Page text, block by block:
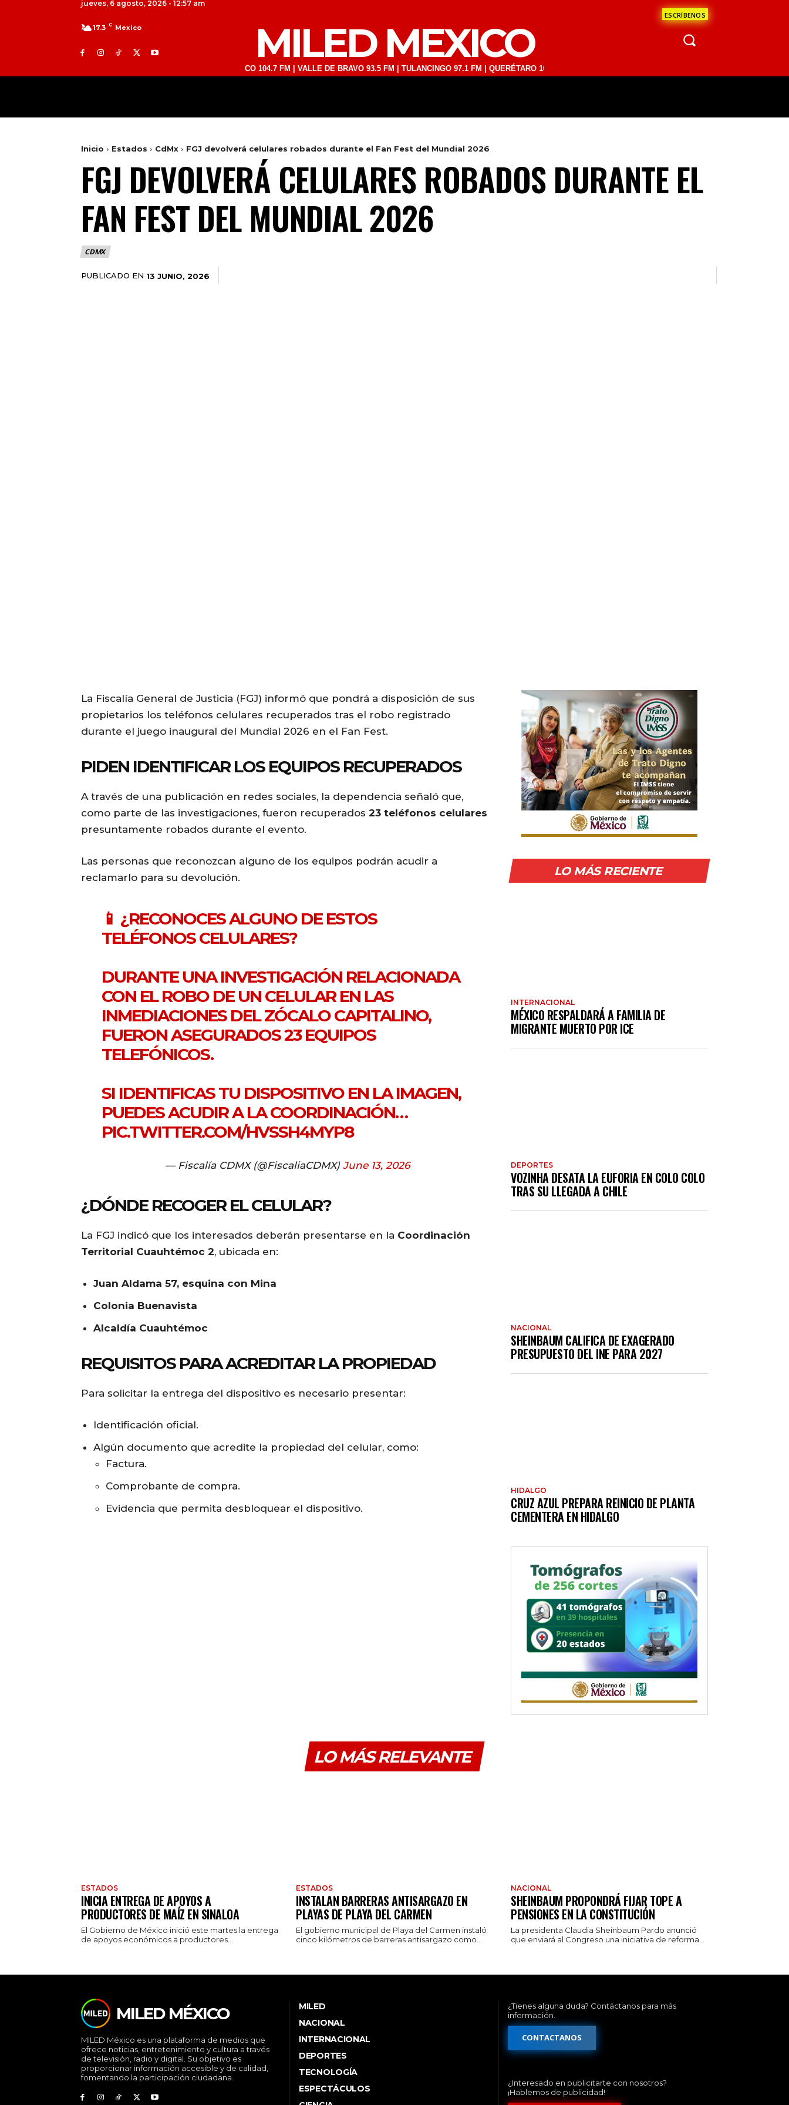
jueves, 6 agosto, 2026 - 12:57 am
ESCRÍBENOS
17.3 C Mexico MILED MEXICO
TOLUCA 98.9 FM | ATLACOMULCO 104.7 FM | VALLE DE BRAVO 93.5 FM | TULANCINGO 97.1 FM | QUERÉTARO 103.1 FM | SAN JUAN DEL RÍO 93.1 FM | GUADALAJARA 1510 AM | LA
Inicio Estados CdMx FGJ devolverá celulares robados durante el Fan Fest del Mundial 2026
FGJ DEVOLVERÁ CELULARES ROBADOS DURANTE EL
FAN FEST DEL MUNDIAL 2026
CDMX
PUBLICADO EN 13 JUNIO, 2026
La Fiscalía General de Justicia (FGJ) informó que pondrá a disposición de sus
propietarios los teléfonos celulares recuperados tras el robo registrado
durante el juego inaugural del Mundial 2026 en el Fan Fest.
PIDEN IDENTIFICAR LOS EQUIPOS RECUPERADOS
A través de una publicación en redes sociales, la dependencia señaló que,
como parte de las investigaciones, fueron recuperados 23 teléfonos celulares
presuntamente robados durante el evento.
Las personas que reconozcan alguno de los equipos podrán acudir a
reclamarlo para su devolución.
📱 ¿RECONOCES ALGUNO DE ESTOS
TELÉFONOS CELULARES?
DURANTE UNA INVESTIGACIÓN RELACIONADA
CON EL ROBO DE UN CELULAR EN LAS
INMEDIACIONES DEL ZÓCALO CAPITALINO,
FUERON ASEGURADOS 23 EQUIPOS
TELEFÓNICOS.
SI IDENTIFICAS TU DISPOSITIVO EN LA IMAGEN,
PUEDES ACUDIR A LA COORDINACIÓN…
PIC.TWITTER.COM/HVSSH4MYP8
— Fiscalía CDMX (@FiscaliaCDMX) June 13, 2026
¿DÓNDE RECOGER EL CELULAR?
La FGJ indicó que los interesados deberán presentarse en la Coordinación
Territorial Cuauhtémoc 2, ubicada en:
Juan Aldama 57, esquina con Mina
Colonia Buenavista
Alcaldía Cuauhtémoc
REQUISITOS PARA ACREDITAR LA PROPIEDAD
Para solicitar la entrega del dispositivo es necesario presentar:
Identificación oficial.
Algún documento que acredite la propiedad del celular, como:
Factura.
Comprobante de compra.
Evidencia que permita desbloquear el dispositivo.
LO MÁS RECIENTE
INTERNACIONAL
MÉXICO RESPALDARÁ A FAMILIA DE
MIGRANTE MUERTO POR ICE
DEPORTES
VOZINHA DESATA LA EUFORIA EN COLO COLO
TRAS SU LLEGADA A CHILE
NACIONAL
SHEINBAUM CALIFICA DE EXAGERADO
PRESUPUESTO DEL INE PARA 2027
HIDALGO
CRUZ AZUL PREPARA REINICIO DE PLANTA
CEMENTERA EN HIDALGO
LO MÁS RELEVANTE
ESTADOS
INICIA ENTREGA DE APOYOS A
PRODUCTORES DE MAÍZ EN SINALOA
El Gobierno de México inició este martes la entrega
de apoyos económicos a productores...
ESTADOS
INSTALAN BARRERAS ANTISARGAZO EN
PLAYAS DE PLAYA DEL CARMEN
El gobierno municipal de Playa del Carmen instaló
cinco kilómetros de barreras antisargazo como...
NACIONAL
SHEINBAUM PROPONDRÁ FIJAR TOPE A
PENSIONES EN LA CONSTITUCIÓN
La presidenta Claudia Sheinbaum Pardo anunció
que enviará al Congreso una iniciativa de reforma...
MILED MÉXICO
MILED México es una plataforma de medios que
ofrece noticias, entretenimiento y cultura a través
de televisión, radio y digital. Su objetivo es
proporcionar información accesible y de calidad,
fomentando la participación ciudadana.
MILED
NACIONAL
INTERNACIONAL
DEPORTES
TECNOLOGÍA
ESPECTÁCULOS
¿Tienes alguna duda? Contáctanos para más
información.
CONTACTANOS
¿Interesado en publicitarte con nosotros?
¡Hablemos de publicidad!